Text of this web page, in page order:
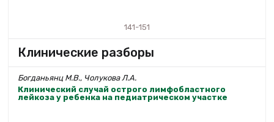
141-151
Клинические разборы
Богданьянц М.В., Чолукова Л.А.
Клинический случай острого лимфобластного
лейкоза у ребенка на педиатрическом участке